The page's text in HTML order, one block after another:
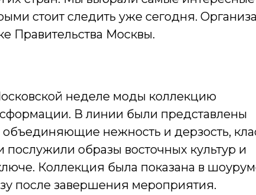
стоит следить уже сегодня.
Москвы.
неделе моды коллекцию
В линии были представлены
нежность и дерзость,
образы восточных культур и
Коллекция была показана в
после завершения мероприятия.